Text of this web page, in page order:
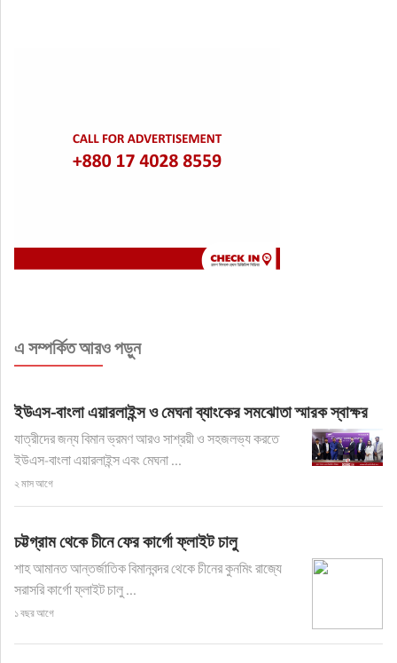
এ সম্পর্কিত আরও পড়ুন
ইউএস-বাংলা এয়ারলাইন্স ও মেঘনা ব্যাংকের সমঝোতা স্মারক স্বাক্ষর
যাত্রীদের জন্য বিমান ভ্রমণ আরও সাশ্রয়ী ও সহজলভ্য করতে
ইউএস-বাংলা এয়ারলাইন্স এবং মেঘনা ...
২ মাস আগে
চট্টগ্রাম থেকে চীনে ফের কার্গো ফ্লাইট চালু
শাহ আমানত আন্তর্জাতিক বিমানবন্দর থেকে চীনের কুনমিং রাজ্যে
সরাসরি কার্গো ফ্লাইট চালু ...
১ বছর আগে